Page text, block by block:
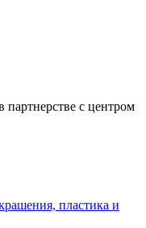
с центром
пластика и